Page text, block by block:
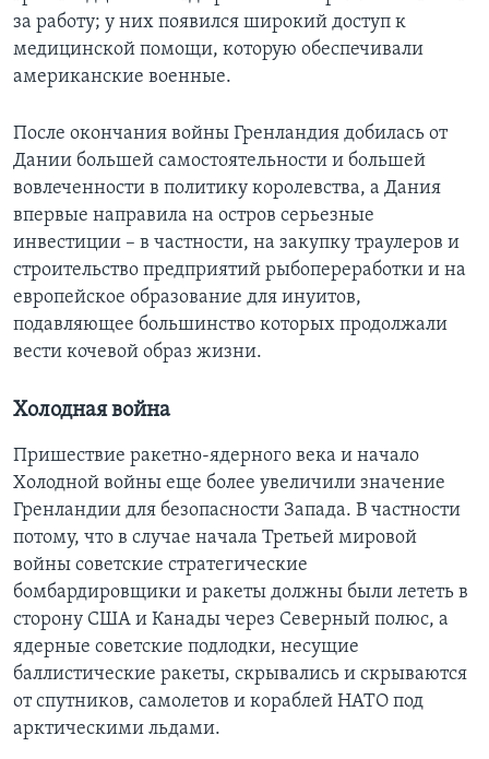
за работу; у них появился широкий доступ к
медицинской помощи, которую обеспечивали
американские военные.
После окончания войны Гренландия добилась от
Дании большей самостоятельности и большей
вовлеченности в политику королевства, а Дания
впервые направила на остров серьезные
инвестиции – в частности, на закупку траулеров и
строительство предприятий рыбопереработки и на
европейское образование для инуитов,
подавляющее большинство которых продолжали
вести кочевой образ жизни.
Холодная война
Пришествие ракетно-ядерного века и начало
Холодной войны еще более увеличили значение
Гренландии для безопасности Запада. В частности
потому, что в случае начала Третьей мировой
войны советские стратегические
бомбардировщики и ракеты должны были лететь в
сторону США и Канады через Северный полюс, а
ядерные советские подлодки, несущие
баллистические ракеты, скрывались и скрываются
от спутников, самолетов и кораблей НАТО под
арктическими льдами.